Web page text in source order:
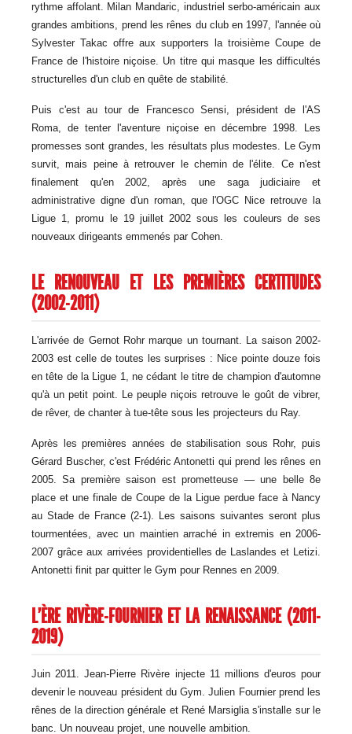
rythme affolant. Milan Mandaric, industriel serbo-américain aux
grandes ambitions, prend les rênes du club en 1997, l'année où
Sylvester Takac offre aux supporters la troisième Coupe de
France de l'histoire niçoise. Un titre qui masque les difficultés
structurelles d'un club en quête de stabilité.
Puis c'est au tour de Francesco Sensi, président de l'AS
Roma, de tenter l'aventure niçoise en décembre 1998. Les
promesses sont grandes, les résultats plus modestes. Le Gym
survit, mais peine à retrouver le chemin de l'élite. Ce n'est
finalement qu'en 2002, après une saga judiciaire et
administrative digne d'un roman, que l'OGC Nice retrouve la
Ligue 1, promu le 19 juillet 2002 sous les couleurs de ses
nouveaux dirigeants emmenés par Cohen.
LE RENOUVEAU ET LES PREMIÈRES CERTITUDES
(2002-2011)
L'arrivée de Gernot Rohr marque un tournant. La saison 2002-
2003 est celle de toutes les surprises : Nice pointe douze fois
en tête de la Ligue 1, ne cédant le titre de champion d'automne
qu'à un petit point. Le peuple niçois retrouve le goût de vibrer,
de rêver, de chanter à tue-tête sous les projecteurs du Ray.
Après les premières années de stabilisation sous Rohr, puis
Gérard Buscher, c'est Frédéric Antonetti qui prend les rênes en
2005. Sa première saison est prometteuse — une belle 8e
place et une finale de Coupe de la Ligue perdue face à Nancy
au Stade de France (2-1). Les saisons suivantes seront plus
tourmentées, avec un maintien arraché in extremis en 2006-
2007 grâce aux arrivées providentielles de Laslandes et Letizi.
Antonetti finit par quitter le Gym pour Rennes en 2009.
L'ÈRE RIVÈRE-FOURNIER ET LA RENAISSANCE (2011-
2019)
Juin 2011. Jean-Pierre Rivère injecte 11 millions d'euros pour
devenir le nouveau président du Gym. Julien Fournier prend les
rênes de la direction générale et René Marsiglia s'installe sur le
banc. Un nouveau projet, une nouvelle ambition.